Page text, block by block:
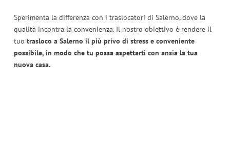
Sperimenta la differenza con i traslocatori di Salerno, dove la
qualità incontra la convenienza. Il nostro obiettivo è rendere il
tuo trasloco a Salerno il più privo di stress e conveniente
possibile, in modo che tu possa aspettarti con ansia la tua
nuova casa.